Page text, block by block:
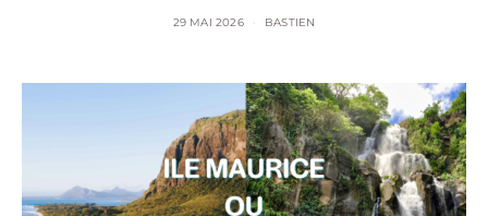
29 MAI 2026 BASTIEN